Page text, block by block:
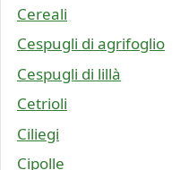
Cereali
Cespugli di agrifoglio
Cespugli di lillà
Cetrioli
Ciliegi
Cipolle